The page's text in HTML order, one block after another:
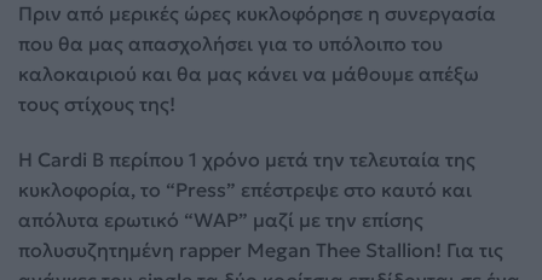
Πριν από μερικές ώρες κυκλοφόρησε η συνεργασία
που θα μας απασχολήσει για το υπόλοιπο του
καλοκαιριού και θα μας κάνει να μάθουμε απέξω
τους στίχους της!
Η Cardi B περίπου 1 χρόνο μετά την τελευταία της
κυκλοφορία, το “Press” επέστρεψε στο καυτό και
απόλυτα ερωτικό “WAP” μαζί με την επίσης
πολυσυζητημένη rapper Megan Thee Stallion! Για τις